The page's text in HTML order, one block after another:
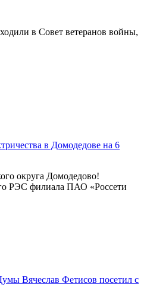
в Совет ветеранов войны,
в Домодедове на 6
округа Домодедово!
РЭС филиала ПАО «Россети
Вячеслав Фетисов посетил с